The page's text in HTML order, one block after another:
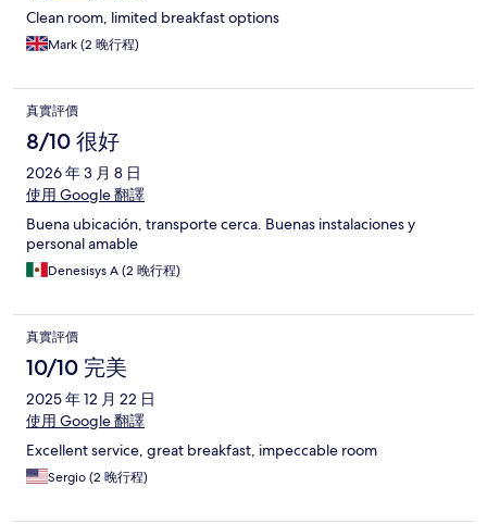
Clean room, limited breakfast options
Mark (2 晚行程)
真實評價
8/10 很好
2026 年 3 月 8 日
使用 Google 翻譯
Buena ubicación, transporte cerca. Buenas instalaciones y
personal amable
Denesisys A (2 晚行程)
真實評價
10/10 完美
2025 年 12 月 22 日
使用 Google 翻譯
Excellent service, great breakfast, impeccable room
Sergio (2 晚行程)